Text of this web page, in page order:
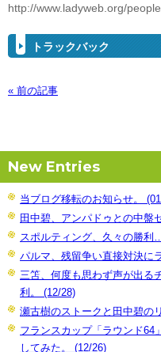
http://www.ladyweb.org/
トラックバック
« 前の記事
New Entries
当ブログ移転のお知らせ。
田中碧、アンパドゥとの中
スポルティング、久々の勝
パルマ、残留争い直接対決に
三笘、何度も思わず声が出る
利。 (12/28)
瀬古樹のストークと田中碧の
フランスカップ「ラウンド64
してみた。 (12/26)